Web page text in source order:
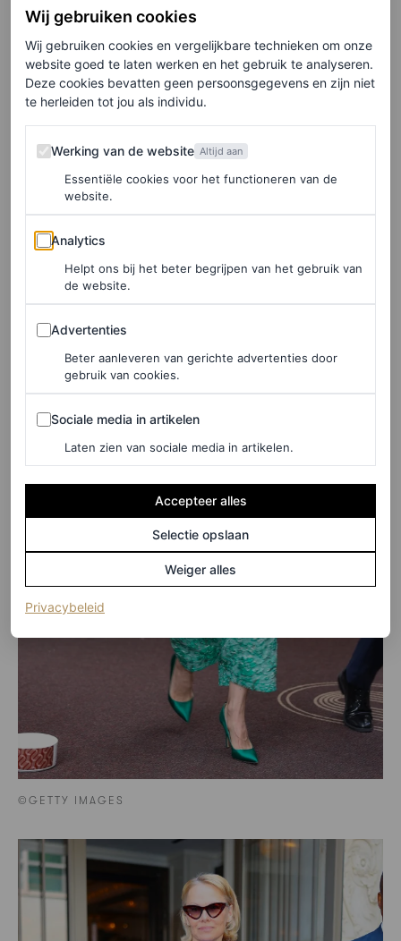
Park, met een zonnebloem in haar hand. Als
lifestylegoeroe in opkomst kiest ze er duidelijk voor om
werk te combineren met plezier tijdens haar verblijf in de
stad.
Bekijk de nieuweflipped bobvan Pamela Anderson
hieronder.
©GETTY IMAGES
Wij gebruiken cookies
Wij gebruiken cookies en vergelijkbare technieken om onze
website goed te laten werken en het gebruik te analyseren.
Deze cookies bevatten geen persoonsgegevens en zijn niet
te herleiden tot jou als individu.
Werking van de website
Werking van de website Altijd aan
Essentiële cookies voor het functioneren van de
website.
Analytics
Analytics
Helpt ons bij het beter begrijpen van het gebruik van
de website.
Advertenties
Advertenties
Beter aanleveren van gerichte advertenties door
gebruik van cookies.
Sociale media in artikelen
Sociale media in artikelen
Laten zien van sociale media in artikelen.
Accepteer alles
Selectie opslaan
Weiger alles
Privacybeleid